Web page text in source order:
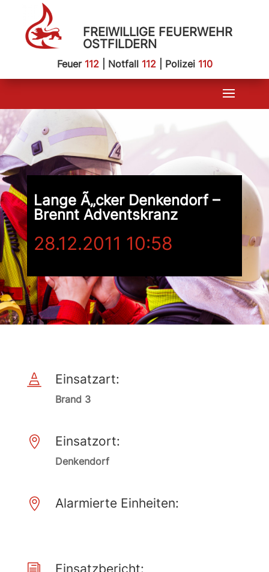
FREIWILLIGE FEUERWEHR
OSTFILDERN
Feuer 112| Notfall 112| Polizei 110
Lange Ã„cker Denkendorf –
Brennt Adventskranz
28.12.2011 10:58
 Einsatzart:
Brand 3
 Einsatzort:
Denkendorf
 Alarmierte Einheiten:
Einsatzbericht: